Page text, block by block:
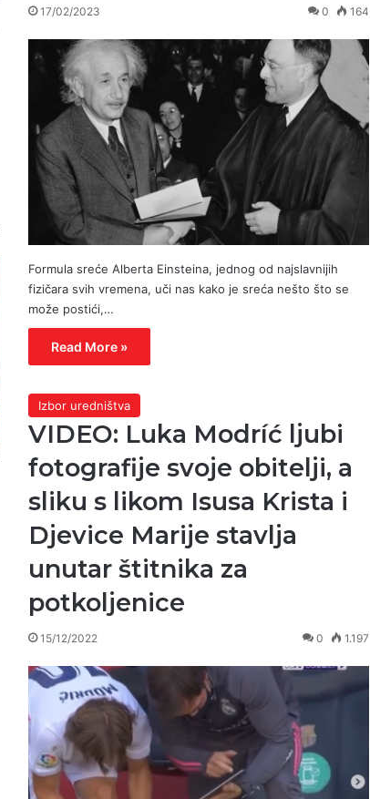
17/02/2023 0 164
Formula sreće Alberta Einsteina, jednog od najslavnijih
fizičara svih vremena, uči nas kako je sreća nešto što se
može postići,…
Read More »
Izbor uredništva
VIDEO: Luka Modríć ljubi
fotografije svoje obitelji, a
sliku s likom Isusa Krista i
Djevice Marije stavlja
unutar štitnika za
potkoljenice
15/12/2022 0 1.197